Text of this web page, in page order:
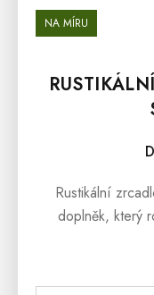
NA MÍRU
Rustikální
doplněk, který